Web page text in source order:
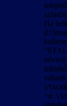
Ha
valami